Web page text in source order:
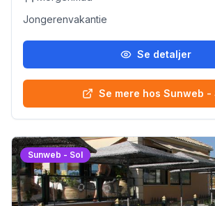
Jongerenvakantie
Se detaljer
Se mere hos Sunweb -
Sunweb - Sol